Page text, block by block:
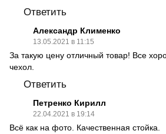
Ответить
Александр Клименко
13.05.2021 в 11:15
За такую цену отличный товар! Все
чехол.
Ответить
Петренко Кирилл
22.04.2021 в 19:14
Всё как на фото. Качественная стойка.